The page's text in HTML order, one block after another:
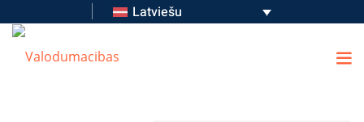
Latviešu